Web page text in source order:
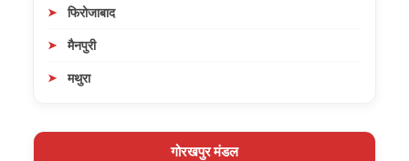
फिरोजाबाद
मैनपुरी
मथुरा
गोरखपुर मंडल